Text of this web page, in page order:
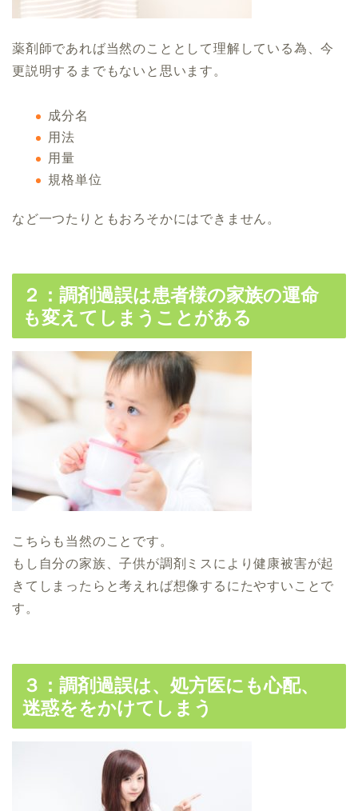
薬剤師であれば当然のこととして理解している為、今
更説明するまでもないと思います。
成分名
用法
用量
規格単位
など一つたりともおろそかにはできません。
２：調剤過誤は患者様の家族の運命
も変えてしまうことがある
こちらも当然のことです。
もし自分の家族、子供が調剤ミスにより健康被害が起
きてしまったらと考えれば想像するにたやすいことで
す。
３：調剤過誤は、処方医にも心配、
迷惑ををかけてしまう